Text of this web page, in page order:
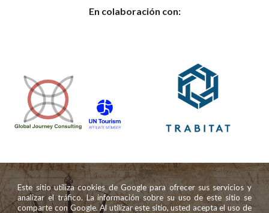
En colaboración con:
Este sitio utiliza cookies de Google para ofrecer sus servicios y
analizar el tráfico. La información sobre su uso de este sitio se
comparte con Google. Al utilizar este sitio, usted acepta el uso de